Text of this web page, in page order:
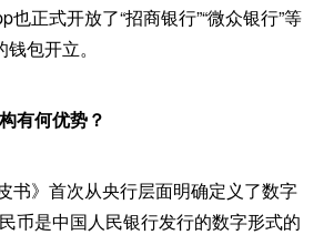
也正式开放了“招商银行”“微众银行”等
包开立。
有何优势？
书》首次从央行层面明确定义了数字
币是中国人民银行发行的数字形式的